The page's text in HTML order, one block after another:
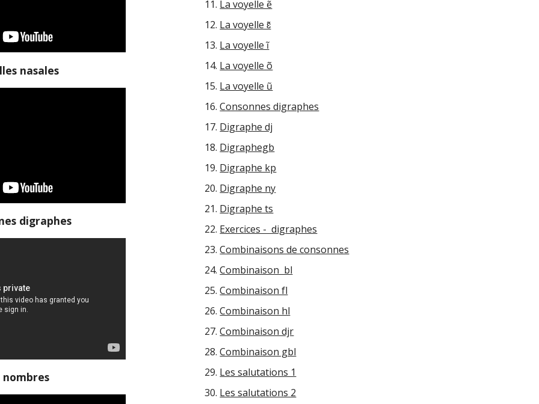
nasales
digraphes
nombres
La voyelle ẽ
La voyelle ɛ̃
La voyelle ĩ
La voyelle õ
La voyelle ũ
Consonnes digraphes
Digraphe dj
Digraphegb
Digraphe kp
Digraphe ny
Digraphe ts
Exercices - digraphes
Combinaisons de consonnes
Combinaison bl
Combinaison fl
Combinaison hl
Combinaison djr
Combinaison gbl
Les salutations 1
Les salutations 2